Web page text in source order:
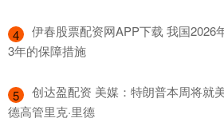
4
伊春股票配资网APP下载 我国2026
3年的保障措施
5
创达盈配资 美媒：特朗普本周将就
德高管里克·里德